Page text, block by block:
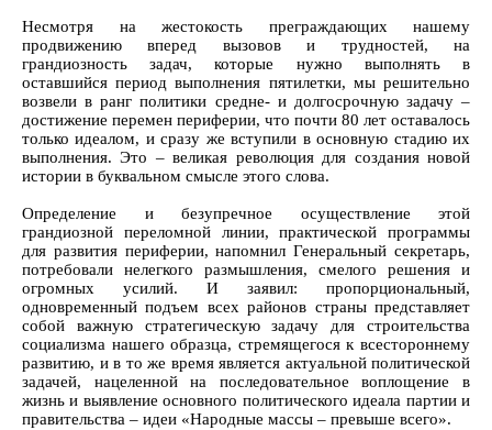
Несмотря на жестокость преграждающих нашему
продвижению вперед вызовов и трудностей, на
грандиозность задач, которые нужно выполнять в
оставшийся период выполнения пятилетки, мы решительно
возвели в ранг политики средне- и долгосрочную задачу –
достижение перемен периферии, что почти 80 лет оставалось
только идеалом, и сразу же вступили в основную стадию их
выполнения. Это – великая революция для создания новой
истории в буквальном смысле этого слова.
Определение и безупречное осуществление этой
грандиозной переломной линии, практической программы
для развития периферии, напомнил Генеральный секретарь,
потребовали нелегкого размышления, смелого решения и
огромных усилий. И заявил: пропорциональный,
одновременный подъем всех районов страны представляет
собой важную стратегическую задачу для строительства
социализма нашего образца, стремящегося к всестороннему
развитию, и в то же время является актуальной политической
задачей, нацеленной на последовательное воплощение в
жизнь и выявление основного политического идеала партии и
правительства – идеи «Народные массы – превыше всего».